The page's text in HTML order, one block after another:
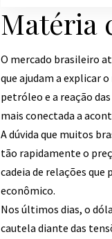
Matéria
O mercado brasileiro
que ajudam a explicar
petróleo e a reação
mais conectada a
A dúvida que muitos
tão rapidamente o
cadeia de relações
econômico.
Nos últimos dias, o
cautela diante das